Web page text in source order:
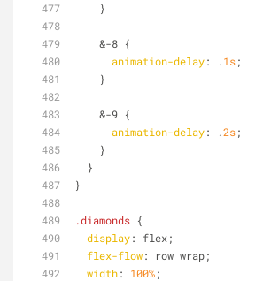
    }
    &-8 {
animation-delay: .1s;
    }
    &-9 {
animation-delay: .2s;
    }
  }
}
.diamonds {
display: flex;
flex-flow: row wrap;
width: 100%;